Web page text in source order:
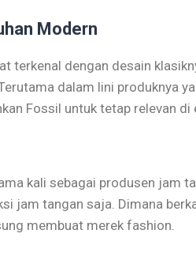
Modern
terkenal dengan desain
dalam lini produknya
Fossil untuk tetap relevan
kali sebagai produsen jam
jam tangan saja. Dimana
membuat merek fashion.